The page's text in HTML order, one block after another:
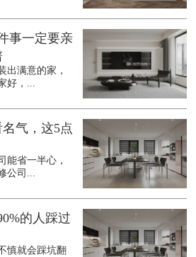
事一定要亲
出满意的家，
好，...
气，这5点
能省一半心，
公司...
的人踩过
慎就会踩坑翻